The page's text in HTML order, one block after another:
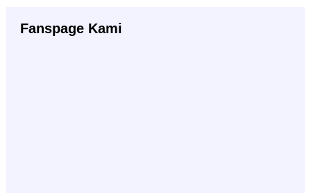
Fanspage Kami